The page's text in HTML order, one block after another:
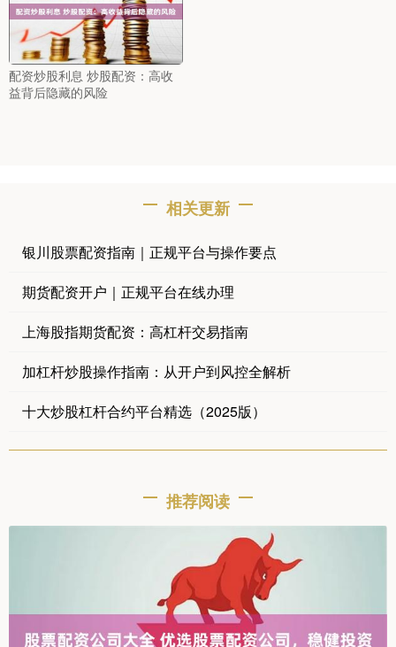
配资炒股利息 炒股配资：高收
益背后隐藏的风险
相关更新
银川股票配资指南｜正规平台与操作要点
期货配资开户｜正规平台在线办理
上海股指期货配资：高杠杆交易指南
加杠杆炒股操作指南：从开户到风控全解析
十大炒股杠杆合约平台精选（2025版）
推荐阅读